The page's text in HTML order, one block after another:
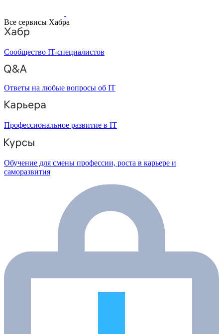
Все сервисы Хабра
Сообщество IT-специалистов
Ответы на любые вопросы об IT
Профессиональное развитие в IT
Обучение для смены профессии, роста в карьере и
саморазвития